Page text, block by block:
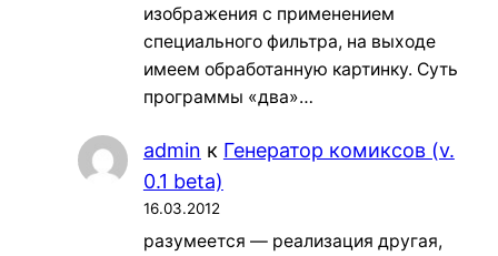
изображения с применением
специального фильтра, на выходе
имеем обработанную картинку. Суть
программы «два»…
admin к Генератор комиксов (v.
0.1 beta)
16.03.2012
разумеется — реализация другая,